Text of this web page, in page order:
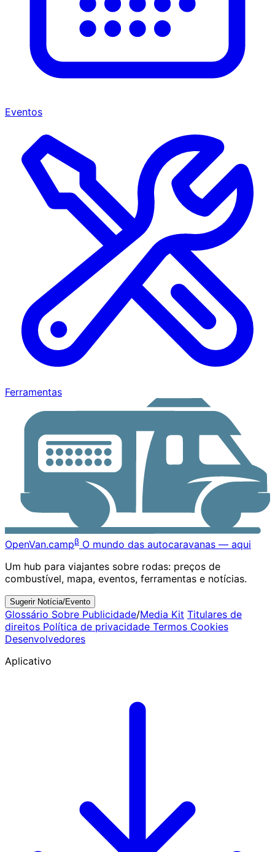
Eventos
Ferramentas
OpenVan.campβ O mundo das autocaravanas — aqui
Um hub para viajantes sobre rodas: preços de
combustível, mapa, eventos, ferramentas e notícias.
Sugerir Notícia/Evento
Glossário Sobre Publicidade/Media Kit Titulares de
direitos Política de privacidade Termos Cookies
Desenvolvedores
Aplicativo